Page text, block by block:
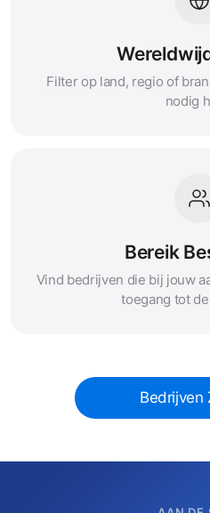
Filter op land, regio of
nodig
Bereik
Vind bedrijven die bij jouw
toegang tot
Bedrijven